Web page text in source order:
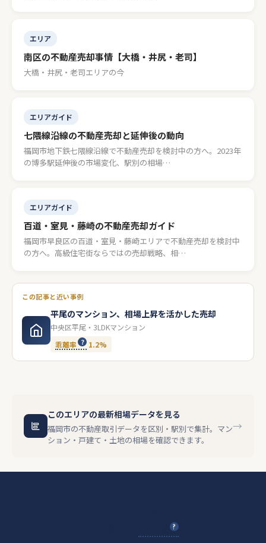
エリア
南区の不動産売却事情【大橋・井尻・老司】
大橋・井尻・老司エリアの今
エリアガイド
七隈線沿線の不動産売却と延伸後の動向
福岡市地下鉄七隈線沿線で不動産売却を検討中の方へ。2023年
の博多駅延伸後の市場変化、駅別の相場…
エリアガイド
百道・室見・藤崎の不動産売却ガイド
福岡市早良区の百道・室見・藤崎エリアで不動産売却を検討中
の方へ。高級住宅街ならではの売却戦略、相…
この記事と近い事例
平尾のマンション、相場上昇を活かした売却
中央区平尾・3LDKマンション
乖離率
1.2%
このエリアの最新相場データを見る
福岡市の不動産取引データを区別・駅別で集計。マン
ション・戸建て・土地の相場を確認できます。
→
は？